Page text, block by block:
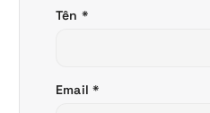
Tên *
Email *